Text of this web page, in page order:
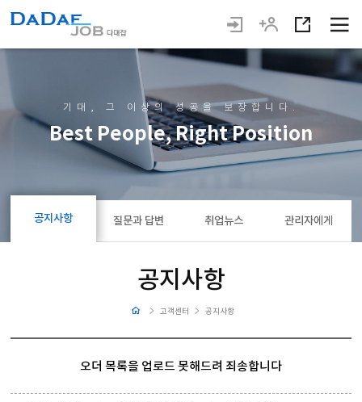
기대, 그 이상의 성공을 보장합니다.
Best People, Right Position
공지사항 질문과 답변 취업뉴스 관리자에게
공지사항
고객센터 공지사항
오더 목록을 업로드 못해드려 죄송합니다